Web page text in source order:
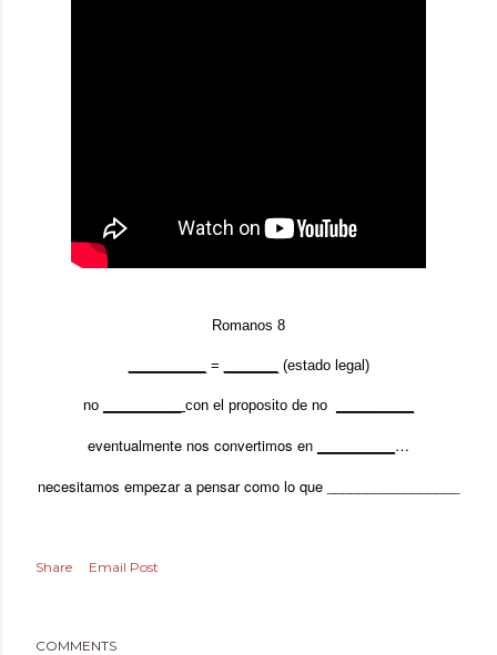
Romanos 8
= (estado legal)
no con el proposito de no
eventualmente nos convertimos en
…
necesitamos empezar a pensar como lo que _________________
Share Email Post
COMMENTS